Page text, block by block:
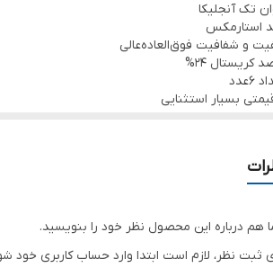
تک آنجلیکا
استارمکس
و شفافیت فوق‌العاده‌عالی
کریستال 24%
بسیار استثنایی
هم درباره این محصول نظر خود را بنویسید.
ثبت نظر، لازم است ابتدا وارد حساب کاربری خود